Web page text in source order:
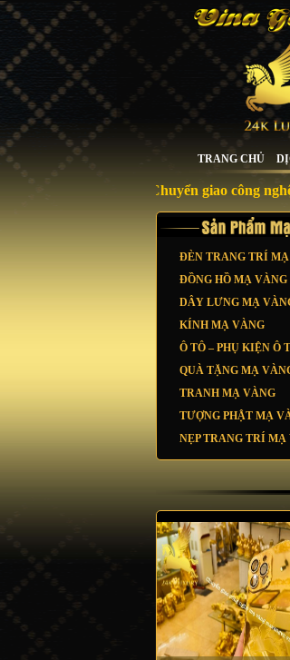
TRANG CHỦ
Chuyển giao công nghệ, lắp
ĐÈN TRANG TRÍ
ĐỒNG HỒ MẠ VÀNG
DÂY LƯNG MẠ
KÍNH MẠ VÀNG
Ô TÔ – PHỤ KIỆN Ô
QUÀ TẶNG MẠ
TRANH MẠ VÀNG
TƯỢNG PHẬT MẠ
NẸP TRANG TRÍ MẠ